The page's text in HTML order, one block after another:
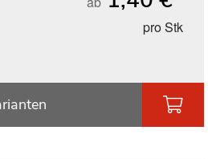
pro Stk